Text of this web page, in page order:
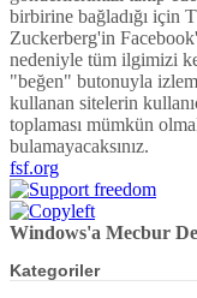
birbirine bağladığı için
Zuckerberg'in
nedeniyle tüm ilgimizi
"beğen" butonuyla
kullanan sitelerin
toplaması mümkün
bulamayacaksınız.
fsf.org
Windows'a Mecbur
Kategoriler